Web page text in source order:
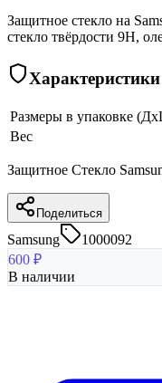
Защитное стекло на
стекло твёрдости 9H,
Характеристики
Размеры в упаковке
Вес
Защитное Стекло
Поделиться
Samsung
1000092
600 ₽
В наличии